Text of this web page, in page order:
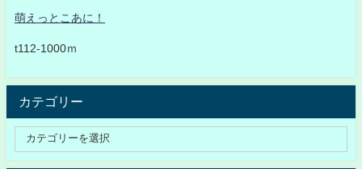
萌えっとこあに！
t112-1000ｍ
カテゴリー